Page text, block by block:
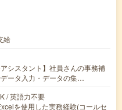
給
シスタント】社員さんの事務補
ータ入力・データの集…
/ 英語力不要
を使用した実務経験(コールセ